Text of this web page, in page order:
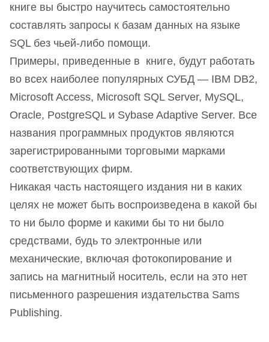
книге вы быстро научитесь самостоятельно
составлять запросы к базам данных на языке
SQL без чьей-либо помощи.
Примеры, приведенные в книге, будут работать
во всех наиболее популярных СУБД — IBM DB2,
Microsoft Access, Microsoft SQL Server, MySQL,
Oracle, PostgreSQL и Sybase Adaptive Server. Все
названия программных продуктов являются
зарегистрированными торговыми марками
соответствующих фирм.
Никакая часть настоящего издания ни в каких
целях не может быть воспроизведена в какой бы
то ни было форме и какими бы то ни было
средствами, будь то электронные или
механические, включая фотокопирование и
запись на магнитный носитель, если на это нет
письменного разрешения издательства Sams
Publishing.